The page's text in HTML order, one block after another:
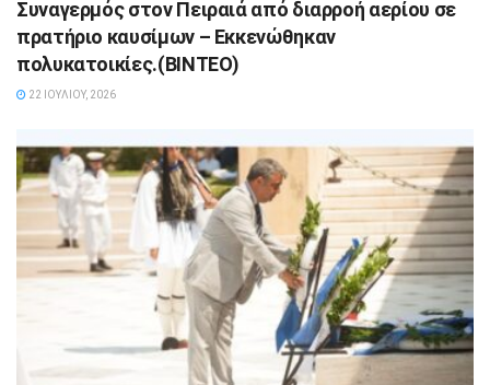
Συναγερμός στον Πειραιά από διαρροή αερίου σε
πρατήριο καυσίμων – Εκκενώθηκαν
πολυκατοικίες.(ΒΙΝΤΕΟ)
22 ΙΟΥΛΊΟΥ, 2026